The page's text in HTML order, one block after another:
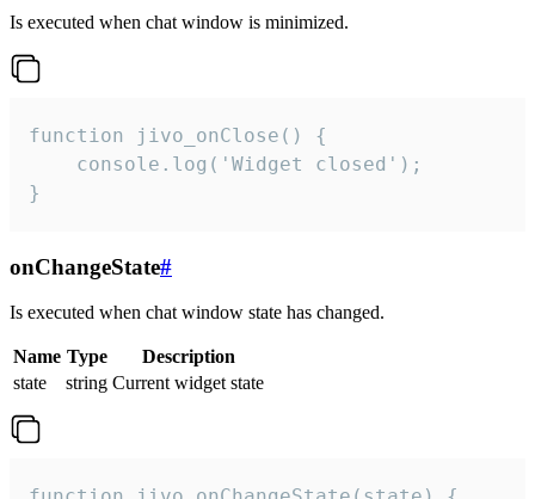
Is executed when chat window is minimized.
function jivo_onClose() {
    console.log('Widget closed');
}
onChangeState#
Is executed when chat window state has changed.
Name Type
Description
state
string Current widget state